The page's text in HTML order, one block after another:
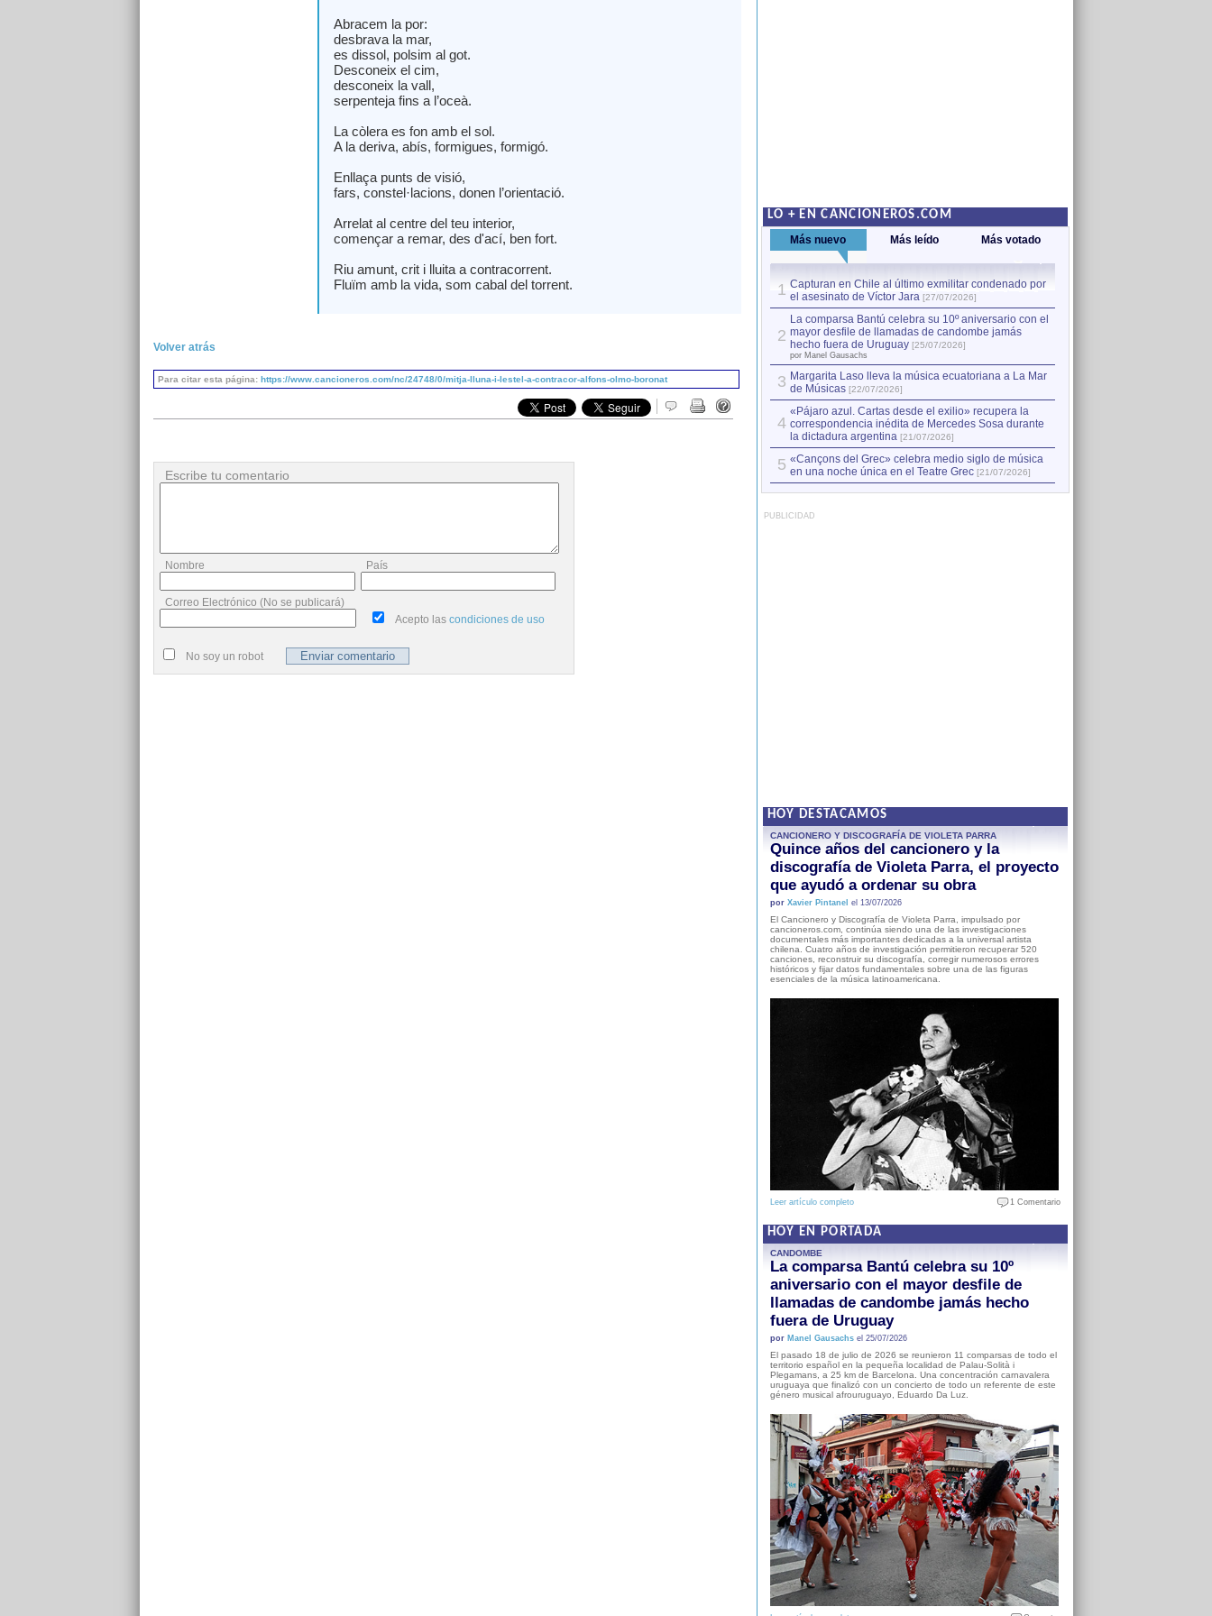
Abracem la por:
desbrava la mar,
es dissol, polsim al got.
Desconeix el cim,
desconeix la vall,
serpenteja fins a l’oceà.
La còlera es fon amb el sol.
A la deriva, abís, formigues, formigó.
Enllaça punts de visió,
fars, constel·lacions, donen l’orientació.
Arrelat al centre del teu interior,
començar a remar, des d'ací, ben fort.
Riu amunt, crit i lluita a contracorrent.
Fluïm amb la vida, som cabal del torrent.
Volver atrás
Para citar esta página: https://www.cancioneros.com/nc/24748/0/mitja-lluna-i-lestel-a-contracor-alfons-olmo-boronat
Escribe tu comentario
Nombre País
Correo Electrónico (No se publicará)
Acepto las condiciones de uso
No soy un robot
LO + EN CANCIONEROS.COM
Más nuevo Más leído Más votado
1 Capturan en Chile al último exmilitar condenado por
el asesinato de Víctor Jara [27/07/2026]
2
La comparsa Bantú celebra su 10º aniversario con el
mayor desfile de llamadas de candombe jamás
hecho fuera de Uruguay [25/07/2026]
por Manel Gausachs
3 Margarita Laso lleva la música ecuatoriana a La Mar
de Músicas [22/07/2026]
4
«Pájaro azul. Cartas desde el exilio» recupera la
correspondencia inédita de Mercedes Sosa durante
la dictadura argentina [21/07/2026]
5 «Cançons del Grec» celebra medio siglo de música
en una noche única en el Teatre Grec [21/07/2026]
PUBLICIDAD
HOY DESTACAMOS
CANCIONERO Y DISCOGRAFÍA DE VIOLETA PARRA
Quince años del cancionero y la
discografía de Violeta Parra, el proyecto
que ayudó a ordenar su obra
por Xavier Pintanel el 13/07/2026
El Cancionero y Discografía de Violeta Parra, impulsado por
cancioneros.com, continúa siendo una de las investigaciones
documentales más importantes dedicadas a la universal artista
chilena. Cuatro años de investigación permitieron recuperar 520
canciones, reconstruir su discografía, corregir numerosos errores
históricos y fijar datos fundamentales sobre una de las figuras
esenciales de la música latinoamericana.
Leer artículo completo 1 Comentario
HOY EN PORTADA
CANDOMBE
La comparsa Bantú celebra su 10º
aniversario con el mayor desfile de
llamadas de candombe jamás hecho
fuera de Uruguay
por Manel Gausachsel 25/07/2026
El pasado 18 de julio de 2026 se reunieron 11 comparsas de todo el
territorio español en la pequeña localidad de Palau-Solità i
Plegamans, a 25 km de Barcelona. Una concentración carnavalera
uruguaya que finalizó con un concierto de todo un referente de este
género musical afrouruguayo, Eduardo Da Luz.